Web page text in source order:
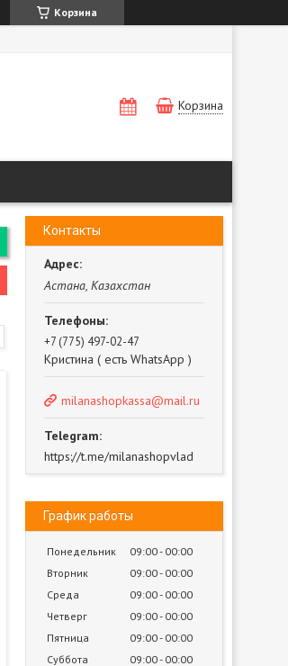
Корзина
Корзина
Контакты
Астана, Казахстан
+7 (775) 497-02-47
Кристина ( есть WhatsApp )
milanashopkassa@mail.ru
https://t.me/milanashopvlad
График работы
Понедельник 09:00 00:00
Вторник
09:00 00:00
Среда
09:00 00:00
Четверг
09:00 00:00
Пятница
09:00 00:00
Суббота
09:00 00:00